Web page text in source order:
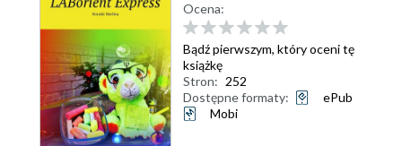
Ocena:
Bądź pierwszym, który oceni tę
książkę
Stron: 252
Dostępne formaty:
ePub
Mobi